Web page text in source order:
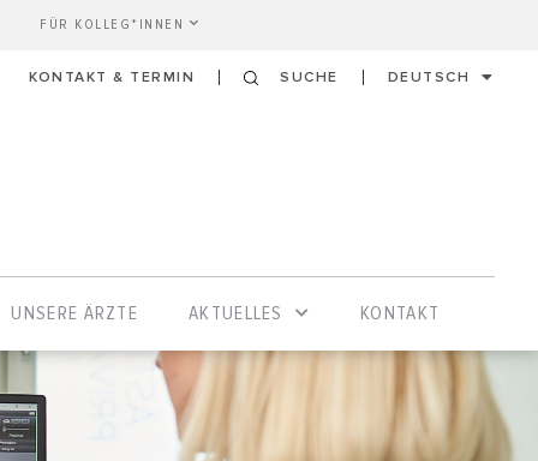
FÜR KOLLEG*INNEN
KONTAKT & TERMIN SUCHE DEUTSCH
UNSERE ÄRZTE AKTUELLES KONTAKT